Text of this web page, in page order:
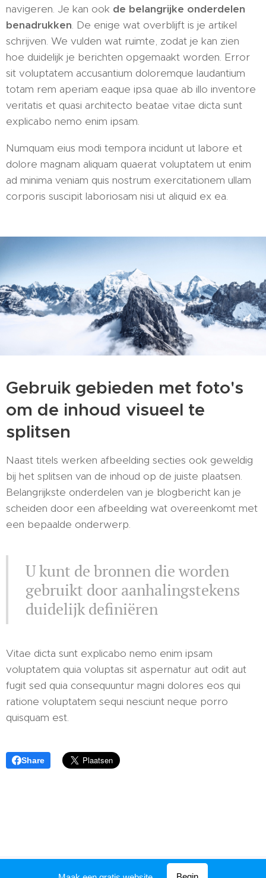
navigeren. Je kan ook de belangrijke onderdelen
benadrukken. De enige wat overblijft is je artikel
schrijven. We vulden wat ruimte, zodat je kan zien
hoe duidelijk je berichten opgemaakt worden. Error
sit voluptatem accusantium doloremque laudantium
totam rem aperiam eaque ipsa quae ab illo inventore
veritatis et quasi architecto beatae vitae dicta sunt
explicabo nemo enim ipsam.
Numquam eius modi tempora incidunt ut labore et
dolore magnam aliquam quaerat voluptatem ut enim
ad minima veniam quis nostrum exercitationem ullam
corporis suscipit laboriosam nisi ut aliquid ex ea.
Gebruik gebieden met foto's
om de inhoud visueel te
splitsen
Naast titels werken afbeelding secties ook geweldig
bij het splitsen van de inhoud op de juiste plaatsen.
Belangrijkste onderdelen van je blogbericht kan je
scheiden door een afbeelding wat overeenkomt met
een bepaalde onderwerp.
U kunt de bronnen die worden
gebruikt door aanhalingstekens
duidelijk definiëren
Vitae dicta sunt explicabo nemo enim ipsam
voluptatem quia voluptas sit aspernatur aut odit aut
fugit sed quia consequuntur magni dolores eos qui
ratione voluptatem sequi nesciunt neque porro
quisquam est.
Share
Mogelijk gemaakt door Webnode